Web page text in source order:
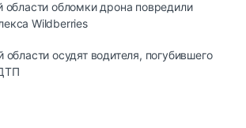
области обломки дрона повредили
Wildberries
области осудят водителя, погубившего